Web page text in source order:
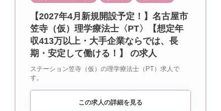
【2027年4月新規開設予定！】名古屋市
笠寺（仮）理学療法士〈PT〉【想定年
収413万以上・大手企業ならでは、長
期・安定して働ける！】 の求人
ステーション笠寺（仮）の理学療法士（PT）求人で
す。
この求人の詳細を見る